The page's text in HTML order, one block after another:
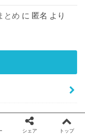
とめ に 匿名 より
シェア トップ
facebook